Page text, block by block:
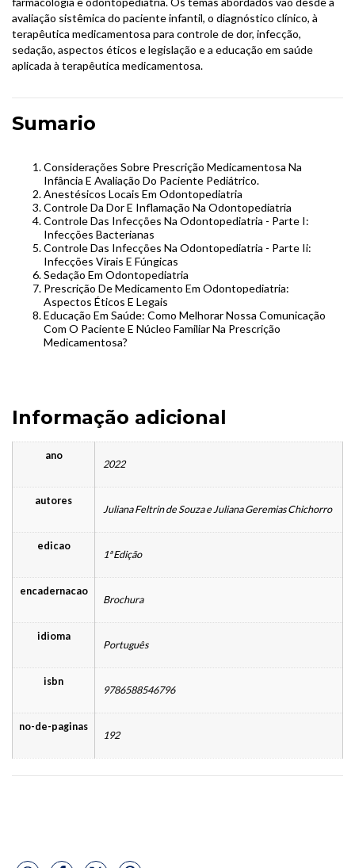
avaliação sistêmica do paciente infantil, o diagnóstico clínico, à
terapêutica medicamentosa para controle de dor, infecção,
sedação, aspectos éticos e legislação e a educação em saúde
aplicada à terapêutica medicamentosa.
Sumario
Considerações Sobre Prescrição Medicamentosa Na
Infância E Avaliação Do Paciente Pediátrico.
Anestésicos Locais Em Odontopediatria
Controle Da Dor E Inflamação Na Odontopediatria
Controle Das Infecções Na Odontopediatria - Parte I:
Infecções Bacterianas
Controle Das Infecções Na Odontopediatria - Parte Ii:
Infecções Virais E Fúngicas
Sedação Em Odontopediatria
Prescrição De Medicamento Em Odontopediatria:
Aspectos Éticos E Legais
Educação Em Saúde: Como Melhorar Nossa Comunicação
Com O Paciente E Núcleo Familiar Na Prescrição
Medicamentosa?
Informação adicional
ano
2022
autores
Juliana Feltrin de Souza e Juliana Geremias Chichorro
edicao
1ª Edição
encadernacao
Brochura
idioma
Português
isbn
9786588546796
no-de-paginas
192